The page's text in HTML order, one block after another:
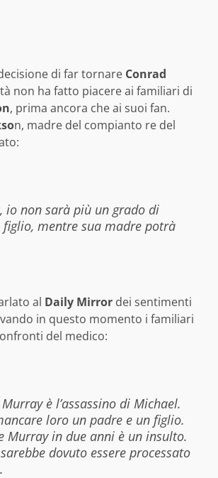
di far tornare Conrad
non ha fatto piacere ai familiari di
, prima ancora che ai suoi fan.
n, madre del compianto re del
io non sarà più un grado di
mentre sua madre potrà
al Daily Mirror dei sentimenti
in questo momento i familiari
del medico:
è l’assassino di Michael.
loro un padre e un figlio.
Murray in due anni è un insulto.
dovuto essere processato